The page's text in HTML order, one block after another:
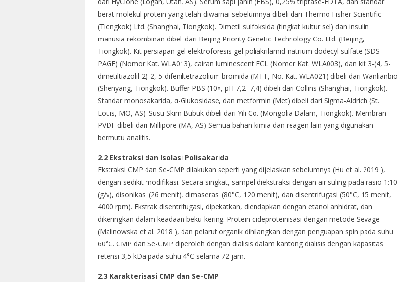
dari HyClone (Logan, Utah, AS). Serum sapi janin (FBS), 0,25% triptase-EDTA, dan standar
berat molekul protein yang telah diwarnai sebelumnya dibeli dari Thermo Fisher Scientific
(Tiongkok) Ltd. (Shanghai, Tiongkok). Dimetil sulfoksida (tingkat kultur sel) dan insulin
manusia rekombinan dibeli dari Beijing Priority Genetic Technology Co. Ltd. (Beijing,
Tiongkok). Kit persiapan gel elektroforesis gel poliakrilamid-natrium dodecyl sulfate (SDS-
PAGE) (Nomor Kat. WLA013), cairan luminescent ECL (Nomor Kat. WLA003), dan kit 3-(4, 5-
dimetiltiazolil-2)-2, 5-difeniltetrazolium bromida (MTT, No. Kat. WLA021) dibeli dari Wanlianbio
(Shenyang, Tiongkok). Buffer PBS (10×, pH 7,2–7,4) dibeli dari Collins (Shanghai, Tiongkok).
Standar monosakarida, α-Glukosidase, dan metformin (Met) dibeli dari Sigma-Aldrich (St.
Louis, MO, AS). Susu Skim Bubuk dibeli dari Yili Co. (Mongolia Dalam, Tiongkok). Membran
PVDF dibeli dari Millipore (MA, AS) Semua bahan kimia dan reagen lain yang digunakan
bermutu analitis.
2.2 Ekstraksi dan Isolasi Polisakarida
Ekstraksi CMP dan Se-CMP dilakukan seperti yang dijelaskan sebelumnya (Hu et al. 2019 ),
dengan sedikit modifikasi. Secara singkat, sampel diekstraksi dengan air suling pada rasio 1:10
(g/v), disonikasi (26 menit), dimaserasi (80°C, 120 menit), dan disentrifugasi (50°C, 15 menit,
4000 rpm). Ekstrak disentrifugasi, dipekatkan, diendapkan dengan etanol anhidrat, dan
dikeringkan dalam keadaan beku-kering. Protein dideproteinisasi dengan metode Sevage
(Malinowska et al. 2018 ), dan pelarut organik dihilangkan dengan penguapan spin pada suhu
60°C. CMP dan Se-CMP diperoleh dengan dialisis dalam kantong dialisis dengan kapasitas
retensi 3,5 kDa pada suhu 4°C selama 72 jam.
2.3 Karakterisasi CMP dan Se-CMP